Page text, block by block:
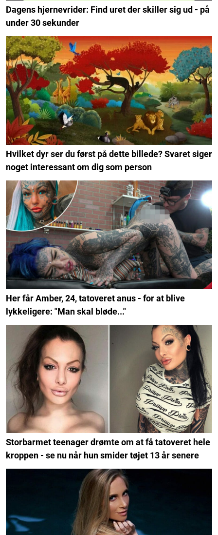
Dagens hjernevrider: Find uret der skiller sig ud - på
under 30 sekunder
Hvilket dyr ser du først på dette billede? Svaret siger
noget interessant om dig som person
Her får Amber, 24, tatoveret anus - for at blive
lykkeligere: "Man skal bløde..."
Storbarmet teenager drømte om at få tatoveret hele
kroppen - se nu når hun smider tøjet 13 år senere